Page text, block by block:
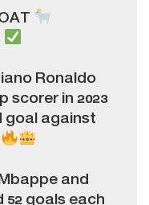
Ronaldo
scorer in 2023
goal against
and
52 goals each